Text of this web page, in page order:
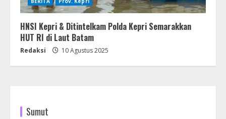
HNSI Kepri & Ditintelkam Polda Kepri Semarakkan
HUT RI di Laut Batam
Redaksi 10 Agustus 2025
Sumut